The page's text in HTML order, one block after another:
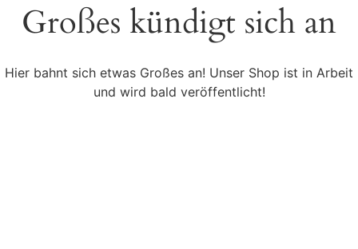
Großes kündigt sich an
Hier bahnt sich etwas Großes an! Unser Shop ist in Arbeit
und wird bald veröffentlicht!